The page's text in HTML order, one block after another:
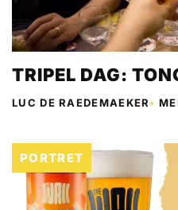
TRIPEL DAG:
LUC DE RAEDEMAEKER•
PORTRET